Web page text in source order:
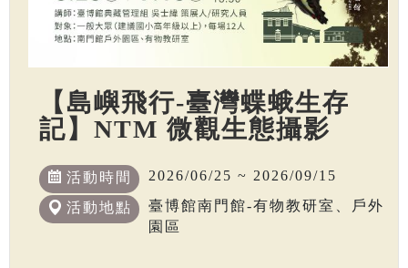
【島嶼飛行-臺灣蝶蛾生存
記】NTM 微觀生態攝影
活動時間 2026/06/25 ~ 2026/09/15
活動地點
臺博館南門館-有物教研室、戶外
園區